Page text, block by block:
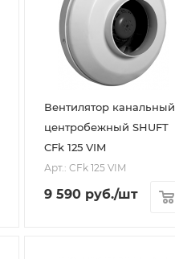
Вентилятор канальный
центробежный SHUFT
CFk 125 VIM
Арт.: CFk 125 VIM
9 590 руб./шт